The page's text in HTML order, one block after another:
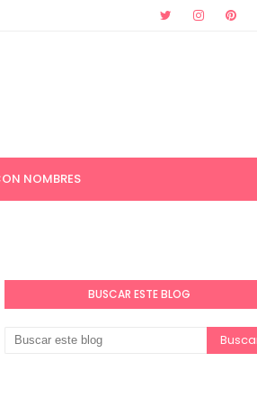
NOMBRES
BUSCAR ESTE BLOG